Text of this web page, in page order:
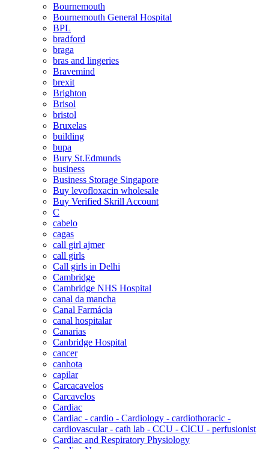
Bournemouth
Bournemouth General Hospital
BPL
bradford
braga
bras and lingeries
Bravemind
brexit
Brighton
Brisol
bristol
Bruxelas
building
bupa
Bury St.Edmunds
business
Business Storage Singapore
Buy levofloxacin wholesale
Buy Verified Skrill Account
C
cabelo
cagas
call girl ajmer
call girls
Call girls in Delhi
Cambridge
Cambridge NHS Hospital
canal da mancha
Canal Farmácia
canal hospitalar
Canarias
Canbridge Hospital
cancer
canhota
capilar
Carcacavelos
Carcavelos
Cardiac
Cardiac - cardio - Cardiology - cardiothoracic -
cardiovascular - cath lab - CCU - CICU - perfusionist
Cardiac and Respiratory Physiology